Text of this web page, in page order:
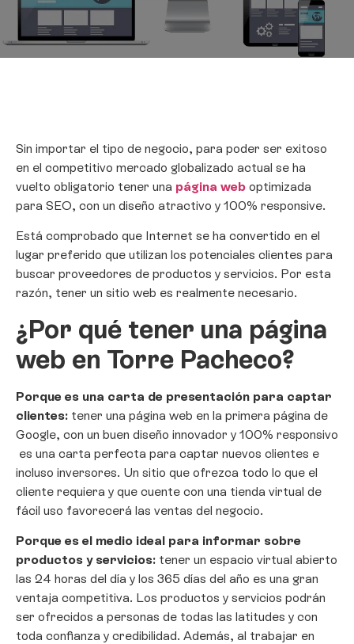
Sin importar el tipo de negocio, para poder ser exitoso
en el competitivo mercado globalizado actual se ha
vuelto obligatorio tener una página web optimizada
para SEO, con un diseño atractivo y 100% responsive.
Está comprobado que Internet se ha convertido en el
lugar preferido que utilizan los potenciales clientes para
buscar proveedores de productos y servicios. Por esta
razón, tener un sitio web es realmente necesario.
¿Por qué tener una página
web en Torre Pacheco?
Porque es una carta de presentación para captar
clientes: tener una página web en la primera página de
Google, con un buen diseño innovador y 100% responsivo
es una carta perfecta para captar nuevos clientes e
incluso inversores. Un sitio que ofrezca todo lo que el
cliente requiera y que cuente con una tienda virtual de
fácil uso favorecerá las ventas del negocio.
Porque es el medio ideal para informar sobre
productos y servicios: tener un espacio virtual abierto
las 24 horas del día y los 365 días del año es una gran
ventaja competitiva. Los productos y servicios podrán
ser ofrecidos a personas de todas las latitudes y con
toda confianza y credibilidad. Además, al trabajar en